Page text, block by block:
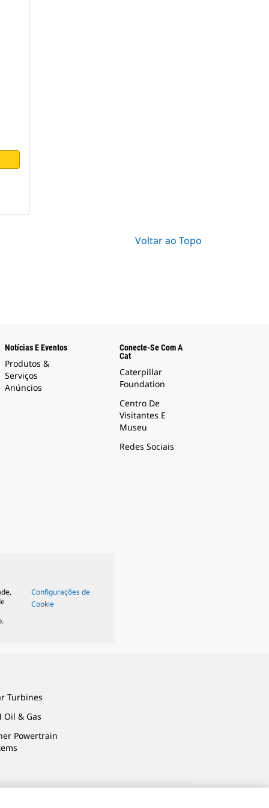
Voltar ao Topo
Notícias E Eventos
Produtos &
Serviços
Anúncios
Conecte-Se Com A
Cat
Caterpillar
Foundation
Centro De
Visitantes E
Museu
Redes Sociais
Configurações de
Cookie
Turbines
Oil & Gas
Powertrain